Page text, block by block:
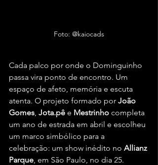
Foto: @kaiocads
Cada palco por onde o Dominguinho
passa vira ponto de encontro. Um
espaço de afeto, memória e escuta
atenta. O projeto formado por João
Gomes Jota.pê e Mestrinho completa
um ano de estrada em abril e escolheu
um marco simbólico para a
celebração: um show inédito no Allianz
Parque , em São Paulo, no dia 25.